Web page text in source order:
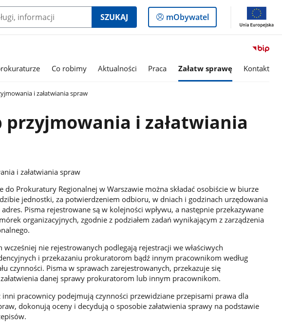
SZUKAJ
Logowanie
do
mObywatel
Co robimy Aktualności Praca Załatw sprawę Kontakt
i załatwiania spraw
przyjmowania i załatwiania
i załatwiania spraw
do Prokuratury Regionalnej w Warszawie można składać osobiście w biurze
jednostki, za potwierdzeniem odbioru, w dniach i godzinach urzędowania
adres. Pisma rejestrowane są w kolejności wpływu, a następnie przekazywane
organizacyjnych, zgodnie z podziałem zadań wynikającym z zarządzenia
wcześniej nie rejestrowanych podlegają rejestracji we właściwych
i przekazaniu prokuratorom bądź innym pracownikom według
czynności. Pisma w sprawach zarejestrowanych, przekazuje się
danej sprawy prokuratorom lub innym pracownikom.
pracownicy podejmują czynności przewidziane przepisami prawa dla
dokonują oceny i decydują o sposobie załatwienia sprawy na podstawie